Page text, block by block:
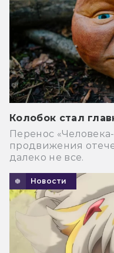
Колобок стал
Перенос
продвижения
далеко не все.
Новости